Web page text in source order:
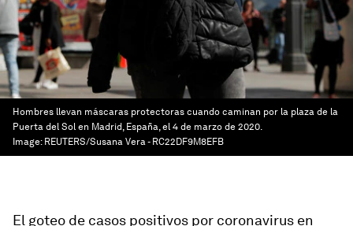
Hombres llevan máscaras protectoras cuando caminan por la plaza de la
Puerta del Sol en Madrid, España, el 4 de marzo de 2020.
Image: REUTERS/Susana Vera - RC22DF9M8EFB
El goteo de casos positivos por coronavirus en